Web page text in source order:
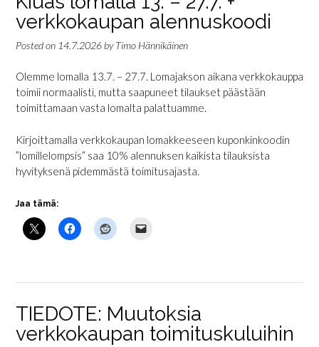
verkkokaupan alennuskoodi
Posted on 14.7.2026 byTimo Hännikäinen
Olemme lomalla 13.7. – 27.7. Lomajakson aikana verkkokauppa
toimii normaalisti, mutta saapuneet tilaukset päästään
toimittamaan vasta lomalta palattuamme.
Kirjoittamalla verkkokaupan lomakkeeseen kuponkinkoodin
”lomillelompsis” saa 10% alennuksen kaikista tilauksista
hyvityksenä pidemmästä toimitusajasta.
Jaa tämä:
TIEDOTE: Muutoksia
verkkokaupan toimituskuluihin